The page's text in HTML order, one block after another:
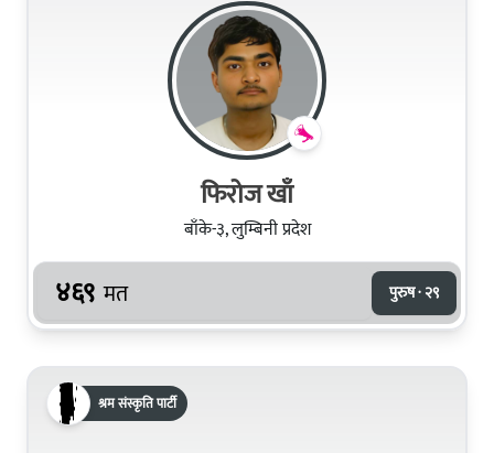
फिरोज खाँ
बाँके-३, लुम्बिनी प्रदेश
४६९ मत पुरुष · २९
श्रम संस्कृति पार्टी